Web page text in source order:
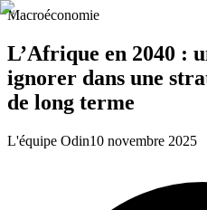
Macroéconomie
L’Afrique en 2040 :
ignorer dans une
de long terme
L'équipe Odin10 novembre 2025